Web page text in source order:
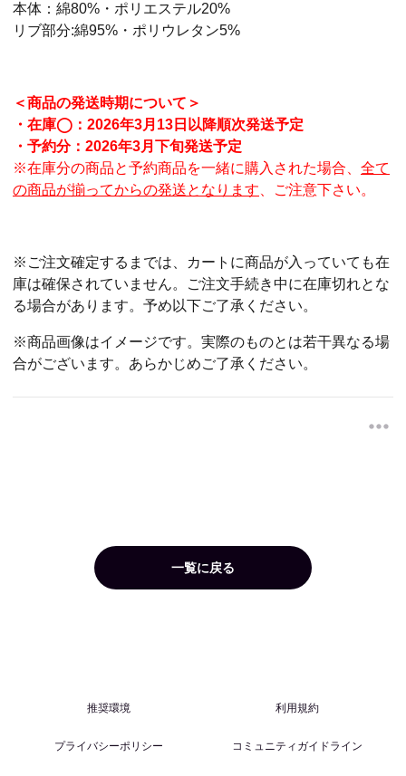
本体：綿80%・ポリエステル20%
リブ部分:綿95%・ポリウレタン5%
＜商品の発送時期について＞
・在庫◯：2026年3月13日以降順次発送予定
・予約分：2026年3月下旬発送予定
※在庫分の商品と予約商品を一緒に購入された場合、 全て
の商品が揃ってからの発送となります 、ご注意下さい。
※ご注文確定するまでは、カートに商品が入っていても在
庫は確保されていません。ご注文手続き中に在庫切れとな
る場合があります。予め以下ご了承ください。
※商品画像はイメージです。実際のものとは若干異なる場
合がございます。あらかじめご了承ください。
一覧に戻る
推奨環境 利用規約
プライバシーポリシー コミュニティガイドライン